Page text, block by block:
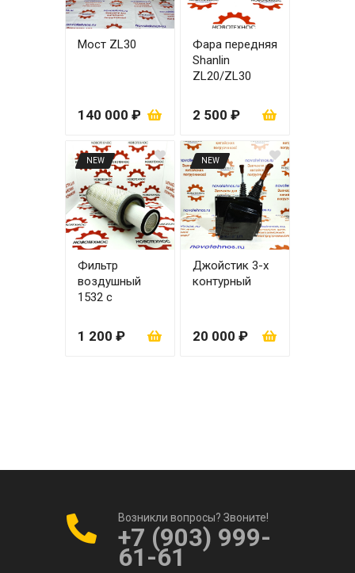
Мост ZL30
140 000 ₽
Фара передняя
Shanlin
ZL20/ZL30
2 500 ₽
NEW
Фильтр
воздушный
1532 с
1 200 ₽
NEW
Джойстик 3-х
контурный
20 000 ₽
Возникли вопросы? Звоните!
+7 (903) 999-
61-61